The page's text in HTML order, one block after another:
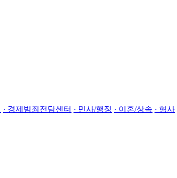
· 경제범죄전담센터 · 민사/행정 · 이혼/상속 · 형사